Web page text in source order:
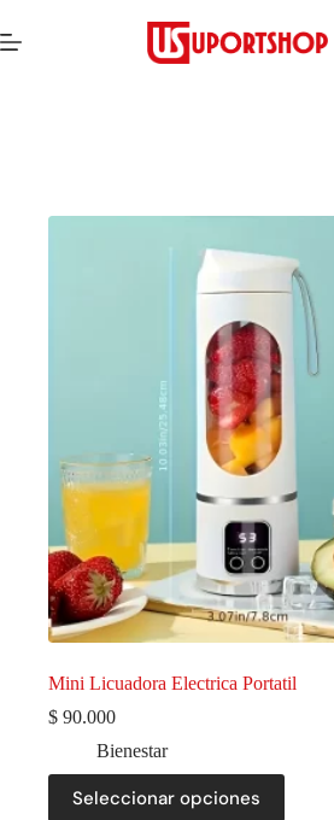
Mini Licuadora Electrica Portatil
$ 90.000
Bienestar
Seleccionar opciones